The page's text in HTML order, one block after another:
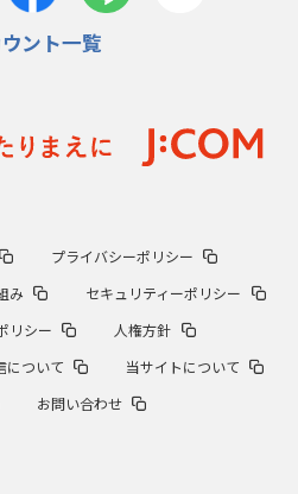
ント一覧
プライバシーポリシー
み
セキュリティーポリシー
リシー
人権方針
について
当サイトについて
お問い合わせ